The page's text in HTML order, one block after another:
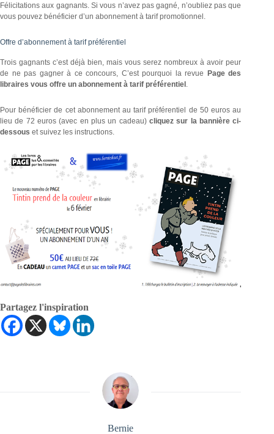
Félicitations aux gagnants. Si vous n’avez pas gagné, n’oubliez pas que
vous pouvez bénéficier d’un abonnement à tarif promotionnel.
Offre d’abonnement à tarif préférentiel
Trois gagnants c’est déjà bien, mais vous serez nombreux à avoir peur
de ne pas gagner à ce concours, C’est pourquoi la revue Page des
libraires vous offre un abonnement à tarif préférentiel
Pour bénéficier de cet abonnement au tarif préférentiel de 50 euros au
lieu de 72 euros (avec en plus un cadeau) cliquez sur la bannière ci-
dessous et suivez les instructions.
Partagez l'inspiration
Bernie